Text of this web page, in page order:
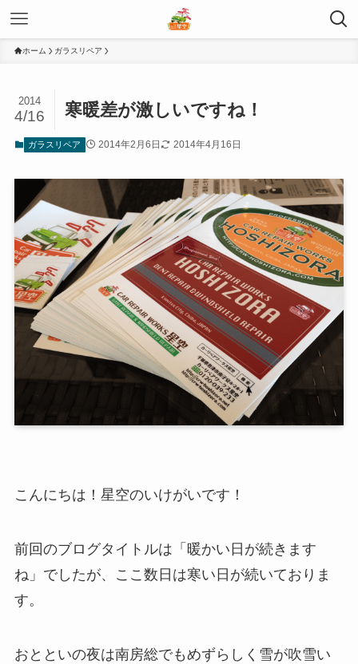
ホーム ガラスリペア
寒暖差が激しいですね！
2014
4/16
ガラスリペア 2014年2月6日 2014年4月16日
こんにちは！星空のいけがいです！
前回のブログタイトルは「暖かい日が続きます
ね」でしたが、ここ数日は寒い日が続いておりま
す。
おとといの夜は南房総でもめずらしく雪が吹雪い